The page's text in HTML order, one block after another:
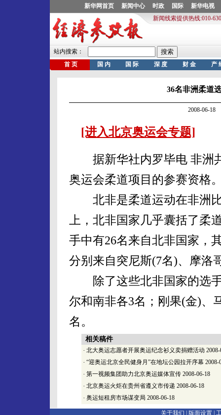
36名非洲柔道
2008-06-18
[进入北京奥运会专题]
据新华社内罗毕电 非洲共
奥运会柔道项目的参赛资格
北非是柔道运动在非洲比
上，北非国家几乎囊括了柔
手中有26名来自北非国家，
分别来自突尼斯(7名)、摩洛
除了这些北非国家的选手
尔和南非各3名；刚果(金)、
名。
相关稿件
· 北大奥运志愿者开展奥运纪念衫义卖捐赠活动
· “迎奥运北京全民健身月”在地坛公园拉开序幕 2008-
· 第一视频集团助力北京奥运媒体宣传 2008-06-18
· 北京奥运火炬在贵州省遵义市传递 2008-06-18
· 奥运短租房市场谋变局 2008-06-18
关于我们 | 版面设置